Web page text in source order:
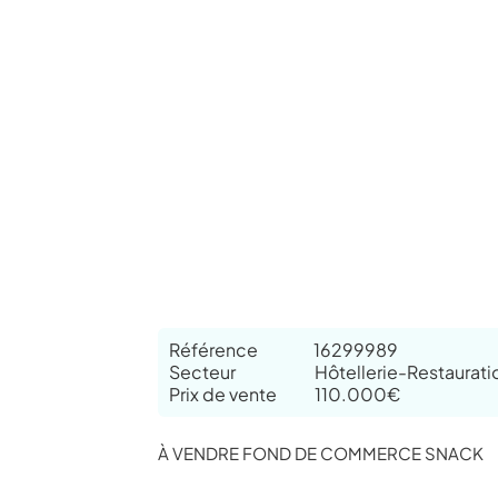
Référence
Secteur
Prix de vente
16299989
Hôtellerie-
110.000€
À VENDRE FOND DE COMMERCE SNACK